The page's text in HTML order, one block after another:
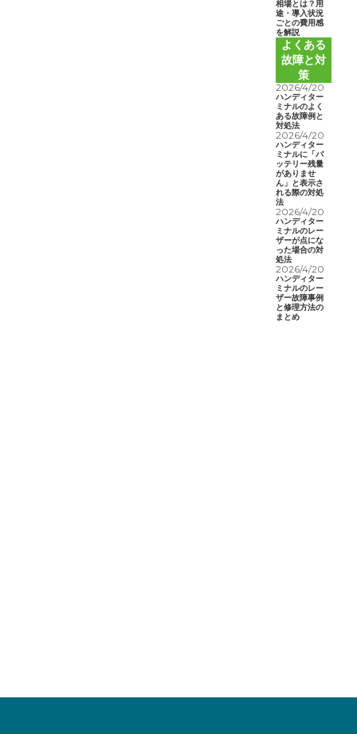
相場とは？用
途・導入状況
ごとの費用感
を解説
よくある
故障と対
策
2026/4/20
ハンディター
ミナルのよく
ある故障例と
対処法
2026/4/20
ハンディター
ミナルに「バ
ッテリー残量
がありませ
ん」と表示さ
れる際の対処
法
2026/4/20
ハンディター
ミナルのレー
ザーが点にな
った場合の対
処法
2026/4/20
ハンディター
ミナルのレー
ザー故障事例
と修理方法の
まとめ